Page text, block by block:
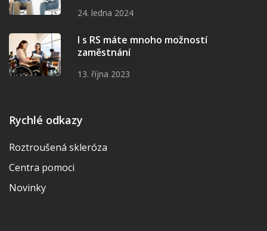
24. ledna 2024
I s RS máte mnoho možností
zaměstnání
13. října 2023
Rychlé odkazy
Roztroušená skleróza
Centra pomoci
Novinky